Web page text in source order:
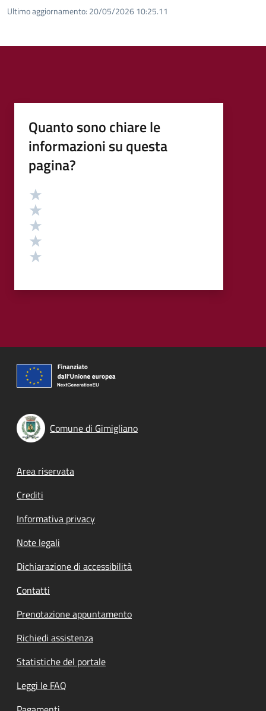
Ultimo aggiornamento: 20/05/2026 10:25.11
Quanto sono chiare le
informazioni su questa
pagina?
Valutazione
Comune di Gimigliano
Footer menu
Area riservata
Crediti
Informativa privacy
Note legali
Dichiarazione di accessibilità
Contatti
Prenotazione appuntamento
Richiedi assistenza
Statistiche del portale
Leggi le FAQ